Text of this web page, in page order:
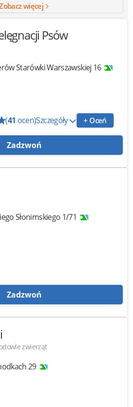
więcej
Psów
Starówki Warszawskiej 16
(41 ocen)Szczegóły + Oceń
Zadzwoń
Słonimskiego 1/71
Zadzwoń
zwierząt
29